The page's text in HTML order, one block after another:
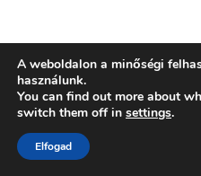
A weboldalon a minőségi
használunk.
You can find out more about
switch them off in settings.
Elfogad